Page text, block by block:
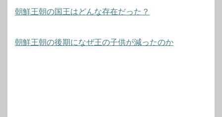
朝鮮王朝の国王はどんな存在だった？
朝鮮王朝の後期になぜ王の子供が減ったのか